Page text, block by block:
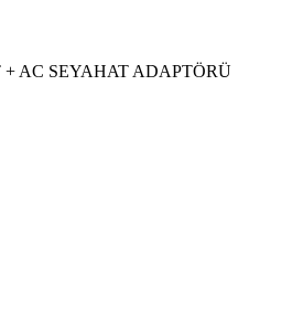
+ AC SEYAHAT ADAPTÖRÜ